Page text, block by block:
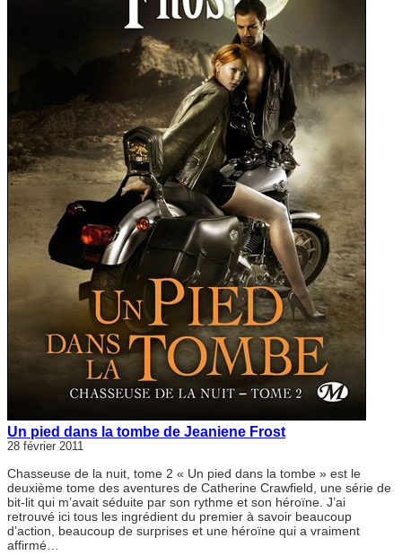
Un pied dans la tombe de Jeaniene Frost
28 février 2011
Chasseuse de la nuit, tome 2 « Un pied dans la tombe » est le
deuxième tome des aventures de Catherine Crawfield, une série de
bit-lit qui m’avait séduite par son rythme et son héroïne. J’ai
retrouvé ici tous les ingrédient du premier à savoir beaucoup
d’action, beaucoup de surprises et une héroïne qui a vraiment
affirmé…